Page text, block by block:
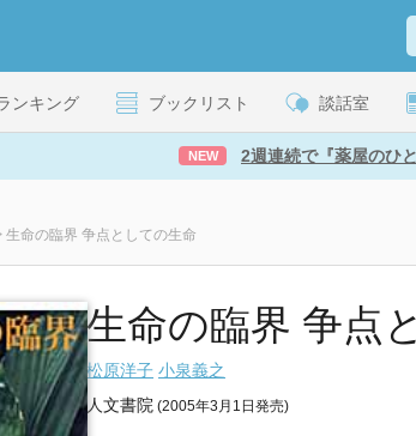
ンキング ブックリスト 談話室
NEW 2週連続で『薬屋のひ
生命の臨界 争点としての生命
生命の臨界 争点
松原洋子 小泉義之
人文書院 (2005年3月1日発売)